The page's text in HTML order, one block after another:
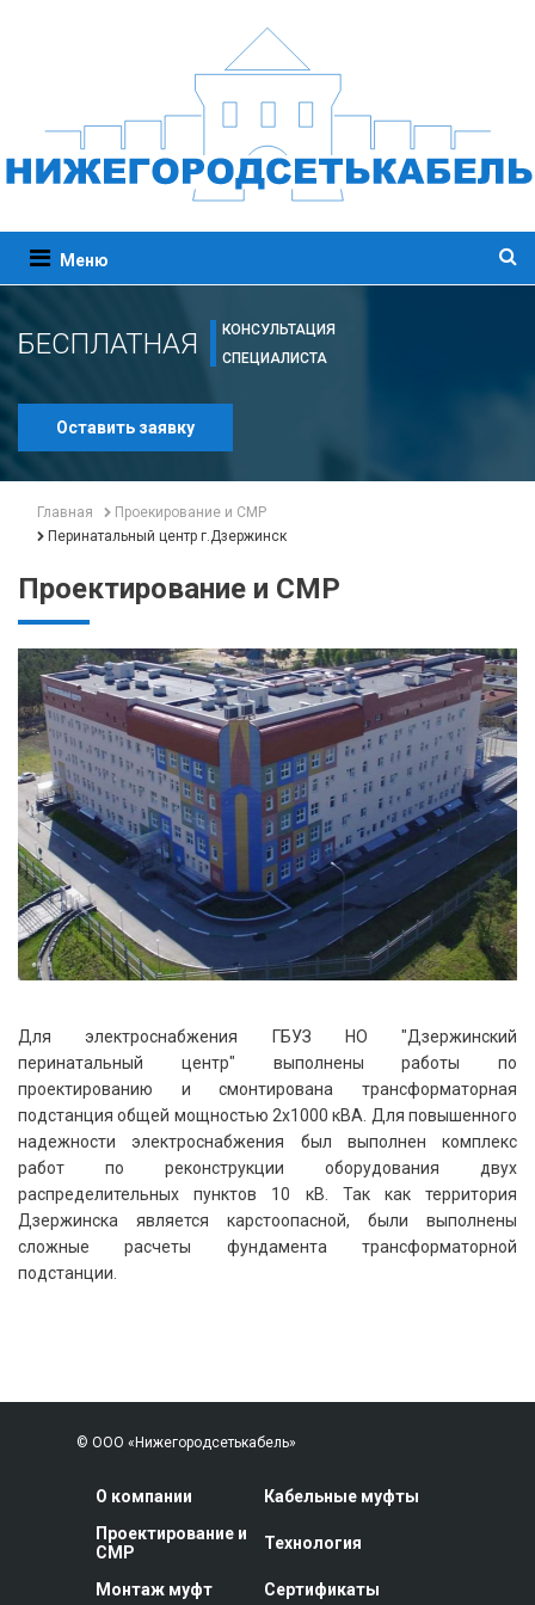
Меню
БЕСПЛАТНАЯ
КОНСУЛЬТАЦИЯ
СПЕЦИАЛИСТА
Оставить заявку
Главная
Проекирование и СМР
Перинатальный центр г.Дзержинск
Проектирование и СМР
Для электроснабжения ГБУЗ НО "Дзержинский
перинатальный центр" выполнены работы по
проектированию и смонтирована трансформаторная
подстанция общей мощностью 2х1000 кВА. Для повышенного
надежности электроснабжения был выполнен комплекс
работ по реконструкции оборудования двух
распределительных пунктов 10 кВ. Так как территория
Дзержинска является карстоопасной, были выполнены
сложные расчеты фундамента трансформаторной
подстанции.
© ООО «Нижегородсетькабель»
О компании
Кабельные муфты
Проектирование и
СМР
Технология
Монтаж муфт Сертификаты